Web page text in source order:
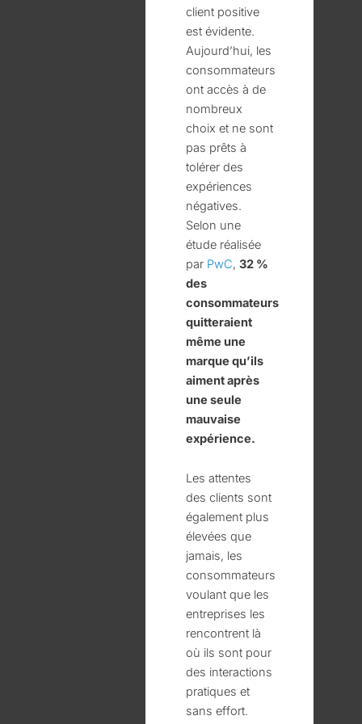
client positive
est évidente.
Aujourd’hui, les
consommateurs
ont accès à de
nombreux
choix et ne sont
pas prêts à
tolérer des
expériences
négatives.
Selon une
étude réalisée
par PwC, 32 %
des
consommateurs
quitteraient
même une
marque qu’ils
aiment après
une seule
mauvaise
expérience.
Les attentes
des clients sont
également plus
élevées que
jamais, les
consommateurs
voulant que les
entreprises les
rencontrent là
où ils sont pour
des interactions
pratiques et
sans effort.